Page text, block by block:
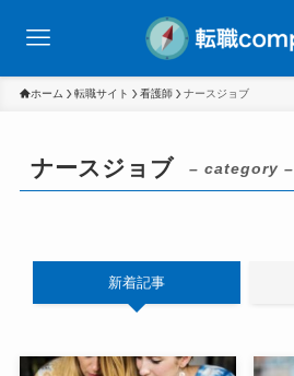
ホーム 転職サイト 看護師 ナースジョブ
ナースジョブ – category –
新着記事